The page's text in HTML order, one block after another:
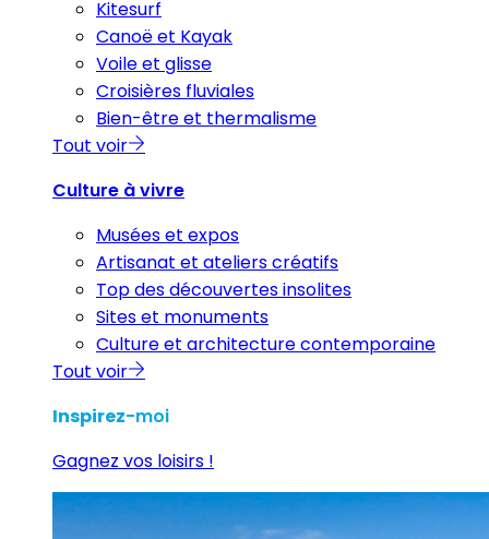
Kitesurf
Canoë et Kayak
Voile et glisse
Croisières fluviales
Bien-être et thermalisme
Tout voir
Culture à vivre
Musées et expos
Artisanat et ateliers créatifs
Top des découvertes insolites
Sites et monuments
Culture et architecture contemporaine
Tout voir
Inspirez-moi
Gagnez vos loisirs !